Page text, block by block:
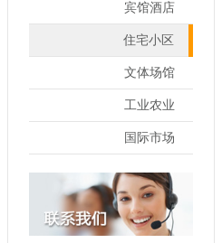
宾馆酒店
住宅小区
文体场馆
工业农业
国际市场